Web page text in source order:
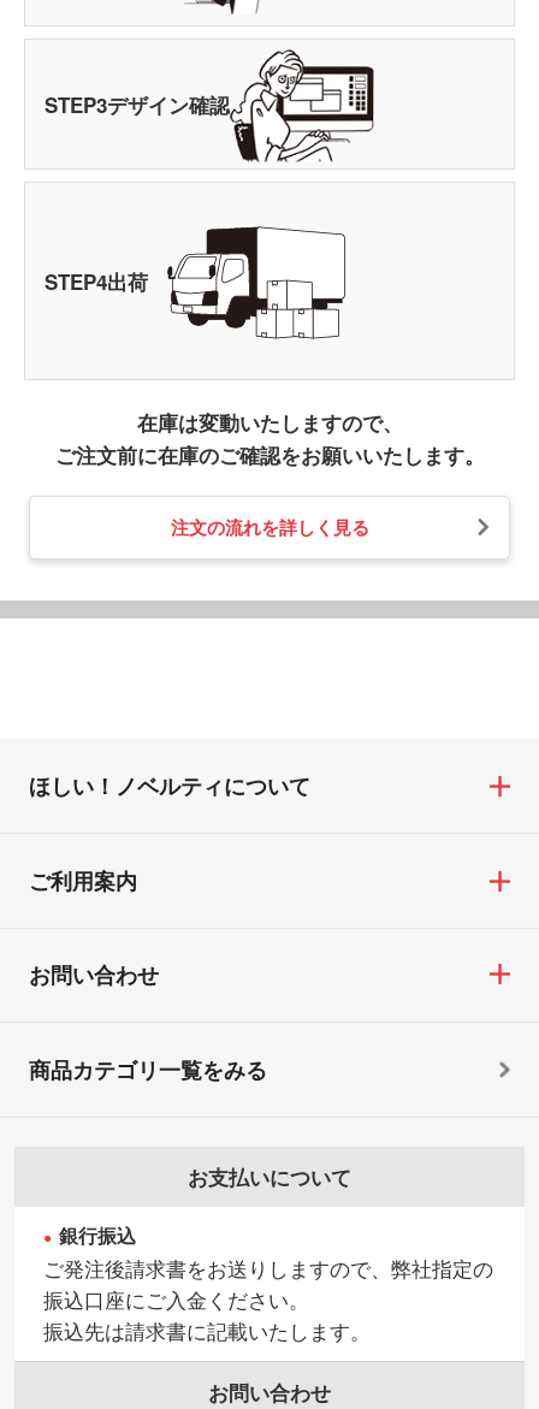
STEP3デザイン確認
STEP4出荷
在庫は変動いたしますので、
ご注文前に在庫のご確認をお願いいたします。
注文の流れを詳しく見る
ほしい！ノベルティについて
ご利用案内
お問い合わせ
お支払いについて
銀行振込
ご発注後請求書をお送りしますので、弊社指定の
振込口座にご入金ください。
振込先は請求書に記載いたします。
お問い合わせ
商品カテゴリ一覧をみる